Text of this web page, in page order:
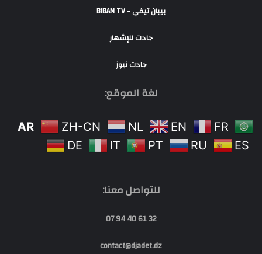
بيبان تيفي - BIBAN TV
جادت للإشهار
جادت نيوز
لغة الموقع:
AR ZH-CN NL EN
FR
DE
IT PT RU ES
للتواصل معنا:
32 61 40 94 07
contact@djadet.dz